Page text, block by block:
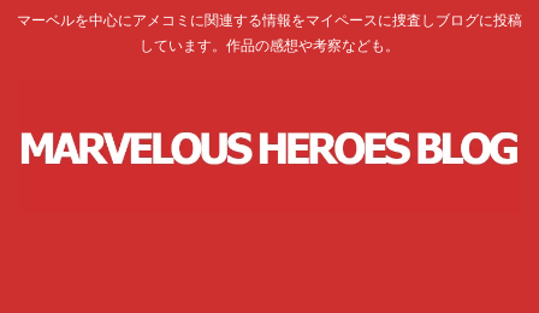
マーベルを中心にアメコミに関連する情報をマイペースに捜査しブログに投稿
しています。作品の感想や考察なども。